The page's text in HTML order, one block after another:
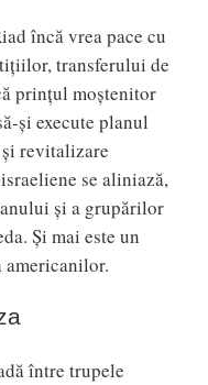
încă vrea pace cu
transferului de
prințul moștenitor
și execute planul
revitalizare
se aliniază,
și a grupărilor
Și mai este un
americanilor.
între trupele